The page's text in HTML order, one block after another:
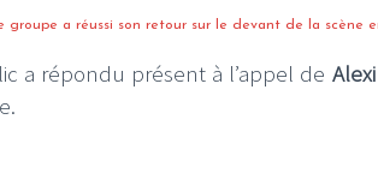
groupe a réussi son retour sur le devant de la scène
a répondu présent à l’appel de